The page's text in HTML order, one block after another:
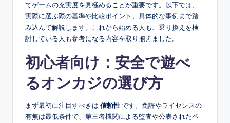
てゲームの充実度を見極めることが重要です。以下では、
実際に選ぶ際の基準や比較ポイント、具体的な事例まで踏
み込んで解説します。これから始める人も、乗り換えを検
討している人も参考になる内容を取り揃えました。
初心者向け：安全で遊べ
るオンカジの選び方
まず最初に注目すべきは 信頼性です。免許やライセンスの
有無は最低条件で、第三者機関による監査や公表されたペ